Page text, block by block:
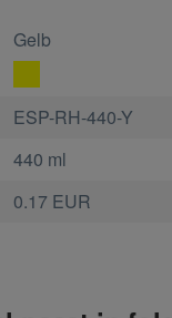
Gelb
ESP-RH-440-Y
440 ml
0.17 EUR